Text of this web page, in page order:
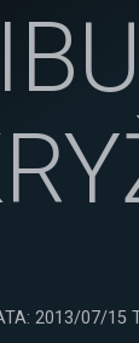
2013/07/15